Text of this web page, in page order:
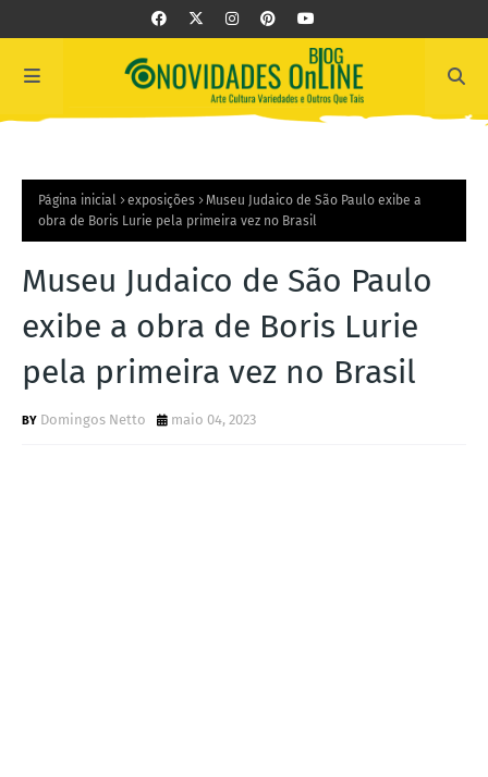
Página inicial exposições
Museu Judaico de São Paulo exibe a
obra de Boris Lurie pela primeira vez no Brasil
Museu Judaico de São Paulo
exibe a obra de Boris Lurie
pela primeira vez no Brasil
Domingos Netto maio 04, 2023